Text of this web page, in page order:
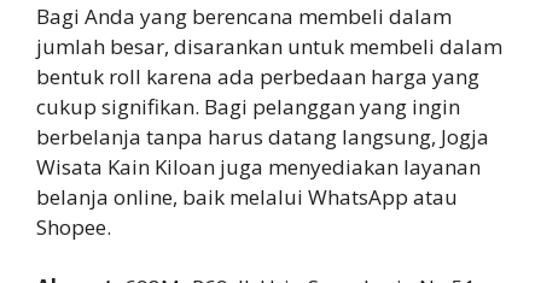
Bagi Anda yang berencana membeli dalam
jumlah besar, disarankan untuk membeli dalam
bentuk roll karena ada perbedaan harga yang
cukup signifikan. Bagi pelanggan yang ingin
berbelanja tanpa harus datang langsung, Jogja
Wisata Kain Kiloan juga menyediakan layanan
belanja online, baik melalui WhatsApp atau
Shopee.